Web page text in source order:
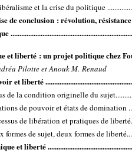
et la crise du politique
de conclusion : révolution,
et liberté : un projet politique chez
Pilotte et Anouk M. Renaud
et liberté
de la condition originelle du
de pouvoir et états de domination
de libération et pratiques de
formes de sujet, deux formes de
et liberté